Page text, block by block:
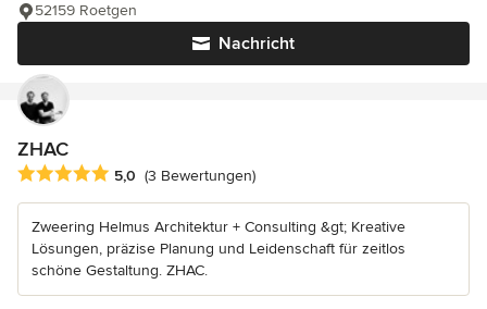
Nachricht
52159 Roetgen
ZHAC
Durchschnittliche Bewertung: 5 von 5 Sternen
5,0 (3 Bewertungen)
Zweering Helmus Architektur + Consulting &gt; Kreative
Lösungen, präzise Planung und Leidenschaft für zeitlos
schöne Gestaltung. ZHAC.